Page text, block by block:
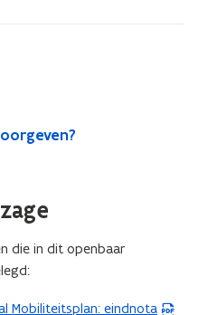
die in dit openbaar
Mobiliteitsplan: eindnota